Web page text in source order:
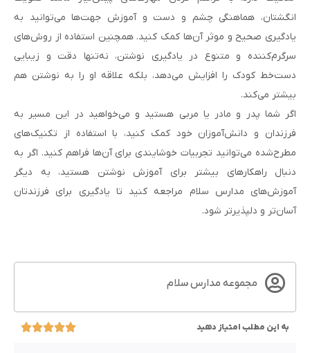
انگشتان، هماهنگی چشم و دست و آموزش جهت‌ها می‌توانید به
یادگیری صحیح و موثر آن‌ها کمک کنید. همچنین استفاده از روش‌های
سرگرم‌کننده و متنوع در یادگیری نوشتن، نه‌تنها دقت و زیبایی
دست‌خط کودک را افزایش می‌دهد، بلکه علاقه او را به نوشتن هم
بیشتر می‌کند.
اگر شما پدر و مادر یا مربی هستید و می‌خواهید در این مسیر به
فرزندان و دانش‌آموزان خود کمک کنید، با استفاده از تکنیک‌های
مطرح‌شده می‌توانید تجربیات خوشایندی برای آن‌ها فراهم کنید. اگر به
دنبال راهکارهای بیشتر برای آموزش نوشتن هستید، به دیگر
آموزش‌های مدارس سلام مراجعه کنید تا یادگیری برای فرزندتان
آسان‌تر و دلپذیرتر شود.
مجموعه مدارس سلام
به این مطلب امتیاز دهید